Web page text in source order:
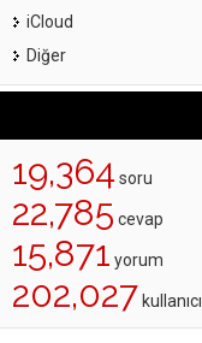
iCloud
Diğer
19,364 soru
22,785 cevap
15,871 yorum
202,027 kullanıcı